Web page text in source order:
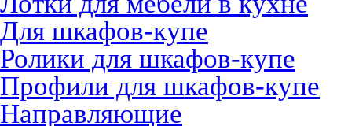
Для шкафов-купе
Ролики для шкафов-купе
Профили для шкафов-купе
Направляющие